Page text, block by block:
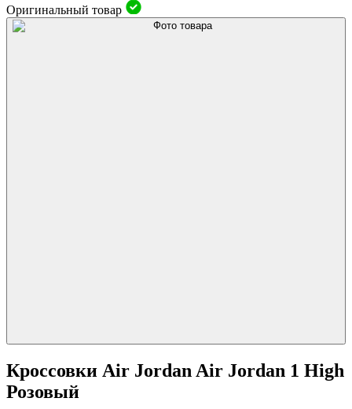
Оригинальный товар
Кроссовки Air Jordan Air Jordan 1 High
Розовый